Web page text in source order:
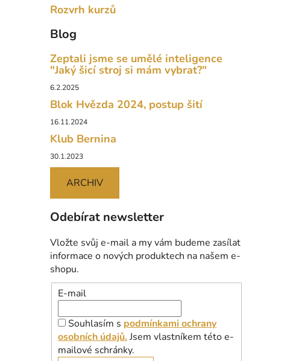
Rozvrh kurzů
Blog
Zeptali jsme se umělé inteligence
"Jaký šicí stroj si mám vybrat?"
6.2.2025
Blok Hvězda 2024, postup šití
16.11.2024
Klub Bernina
30.1.2023
ARCHIV
Odebírat newsletter
Vložte svůj e-mail a my vám budeme zasílat
informace o nových produktech na našem e-
shopu.
E-mail
Souhlasím s podmínkami ochrany
osobních údajů. Jsem vlastníkem této e-
mailové schránky.